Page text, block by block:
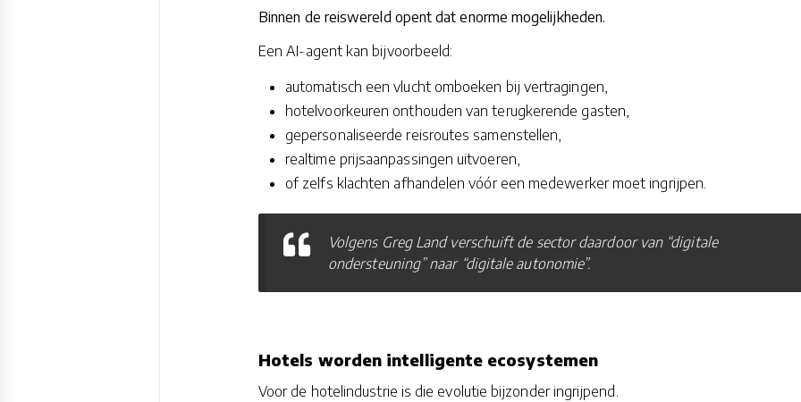
Binnen de reiswereld opent dat enorme mogelijkheden.
Een AI-agent kan bijvoorbeeld:
automatisch een vlucht omboeken bij vertragingen,
hotelvoorkeuren onthouden van terugkerende gasten,
gepersonaliseerde reisroutes samenstellen,
realtime prijsaanpassingen uitvoeren,
of zelfs klachten afhandelen vóór een medewerker moet ingrijpen.
Volgens Greg Land verschuift de sector daardoor van “digitale
ondersteuning” naar “digitale autonomie”.
Hotels worden intelligente ecosystemen
Voor de hotelindustrie is die evolutie bijzonder ingrijpend.